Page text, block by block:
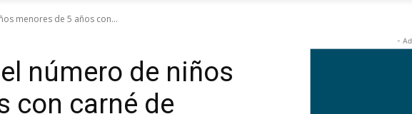
menores de 5 años con...
número de niños
con carné de
-